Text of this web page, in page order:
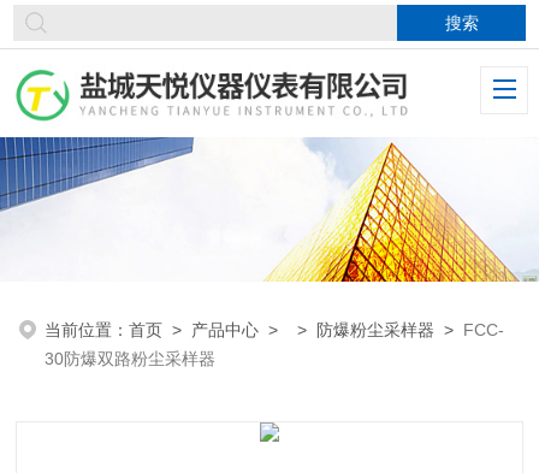
当前位置：首页 > 产品中心 > > 防爆粉尘采样器 > FCC-
30防爆双路粉尘采样器